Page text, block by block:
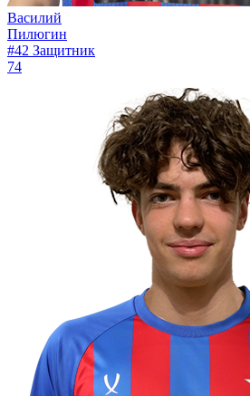
Василий
Пилюгин
#42 Защитник
74